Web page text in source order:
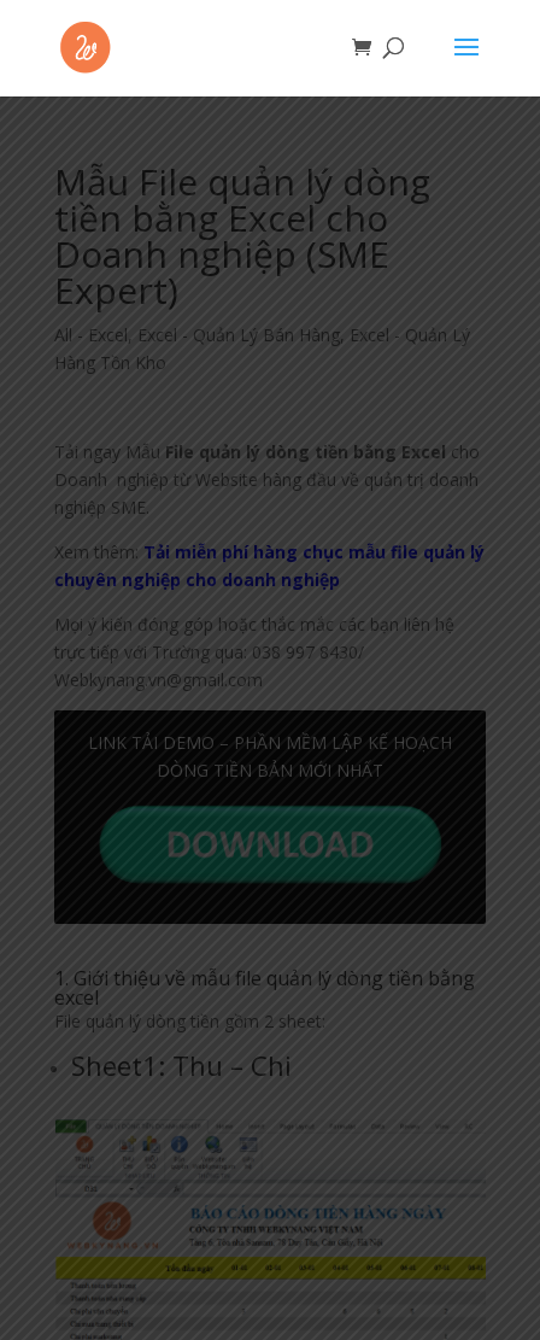
Mẫu File quản lý dòng
tiền bằng Excel cho
Doanh nghiệp (SME
Expert)
All - Excel, Excel - Quản Lý Bán Hàng, Excel - Quản Lý
Hàng Tồn Kho
Tải ngay Mẫu File quản lý dòng tiền bằng Excel cho
Doanh nghiệp từ Website hàng đầu về quản trị doanh
nghiệp SME.
Xem thêm: Tải miễn phí hàng chục mẫu file quản lý
chuyên nghiệp cho doanh nghiệp
Mọi ý kiến đóng góp hoặc thắc mắc các bạn liên hệ
trực tiếp với Trường qua: 038 997 8430/
Webkynang.vn@gmail.com
LINK TẢI DEMO – PHẦN MỀM LẬP KẾ HOẠCH
DÒNG TIỀN BẢN MỚI NHẤT
1. Giới thiệu về mẫu file quản lý dòng tiền bằng
excel
File quản lý dòng tiền gồm 2 sheet:
Sheet1: Thu – Chi